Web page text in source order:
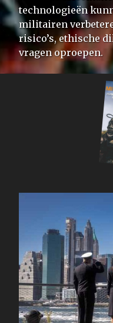
technologieën
militairen
risico’s, ethische
vragen oproepen.